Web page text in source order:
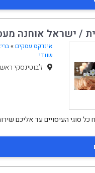
/ ישראל אוחנה
אינדקס עסקים »
שוודי
ז’בוטינסקי
כל סוגי העיסויים עד אליכם